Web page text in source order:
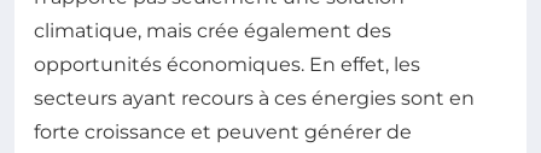
climatique, mais crée également des
opportunités économiques. En effet, les
secteurs ayant recours à ces énergies sont en
forte croissance et peuvent générer de